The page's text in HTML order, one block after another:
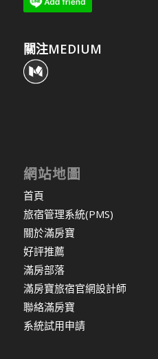
關注MEDIUM
網站地圖
首頁
旅宿管理系統(PMS)
關於滿房寶
好評推薦
滿房部落
滿房寶旅宿官網設計師
聯絡滿房寶
系統試用申請